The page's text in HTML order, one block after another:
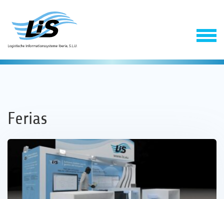
Software
Servicios
Ferias